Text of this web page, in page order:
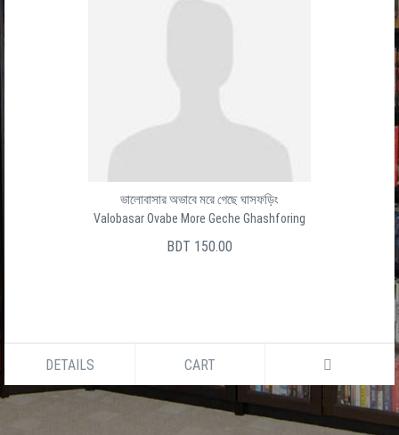
ভালোবাসার অভাবে মরে গেছে ঘাসফড়িং
Valobasar Ovabe More Geche Ghashforing
BDT 150.00
DETAILS CART